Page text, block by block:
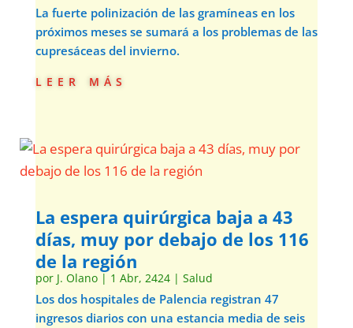
La fuerte polinización de las gramíneas en los
próximos meses se sumará a los problemas de las
cupresáceas del invierno.
leer más
La espera quirúrgica baja a 43
días, muy por debajo de los 116
de la región
por J. Olano| 1 Abr, 2424| Salud
Los dos hospitales de Palencia registran 47
ingresos diarios con una estancia media de seis